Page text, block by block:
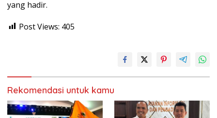
yang hadir.
Post Views: 405
Rekomendasi untuk kamu